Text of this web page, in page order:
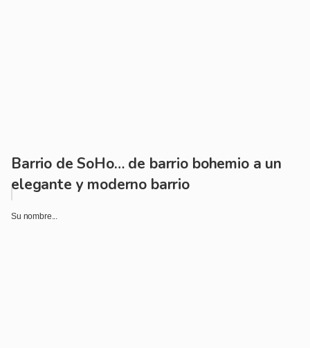
Barrio de SoHo… de barrio bohemio a un
elegante y moderno barrio
Su nombre...